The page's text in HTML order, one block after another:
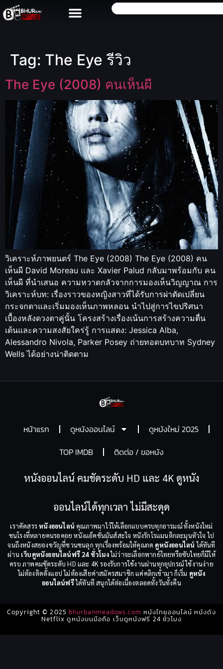
Tag: The Eye รีวิว
The Eye (2008) คนเห็นผี
วิเคราะห์ภาพยนตร์ The Eye (2008) The Eye (2008) คน
เห็นผี David Moreau และ Xavier Palud กลับมาพร้อมกับ คน
เห็นผี ที่นำเสนอ ความหวาดกลัวจากการมองเห็นวิญญาณ การ
วิเคราะห์บท: เรื่องราวของหญิงสาวที่ได้รับการผ่าตัดเปลี่ยน
กระจกตาและเริ่มมองเห็นภาพหลอน นำไปสู่การไขปริศนา
เบื้องหลังดวงตาคู่นั้น โครงสร้างเรื่องเน้นการสร้างความตื่น
เต้นและความสงสัยใคร่รู้ การแสดง: Jessica Alba,
Alessandro Nivola, Parker Posey ถ่ายทอดบทบาท Sydney
Wells ได้อย่างน่าติดตาม
หน้าแรก ดูหนังออนไลน์
ดูหนังใหม่ 2025
TOP IMDB
ติดต่อ / ขอหนัง
หนังออนไลน์ คมชัดระดับ HD และ 4K ดูหนัง
ออนไลน์ได้ทุกเวลา ไม่มีสะดุด
เราคัดสรรหนังออนไลน์ คุณภาพมาไว้ให้เลือกแบบครบทุกอารมณ์ ทั้งหนังใหม่
ชนโรงที่หลายคนรอคอย หนังแอ็คชั่นมันส์สะใจ หนังรักโรแมนติกละมุนหัวใจ ไป
จนถึงหนังสยองขวัญที่ชวนขนลุก ทุกเรื่องพร้อมให้คุณกด ดูหนังออนไลน์ ได้ทันที
ผ่าน เว็บดูหนังออนไลน์ฟรี 24 ชั่วโมงไม่ว่าจะเลือกพากย์ไทยหรือซับไทยก็มีให้
ครบ ภาพคมชัดระดับ HD และ 4K รองรับการใช้งานผ่านทุกอุปกรณ์ ใช้งานง่าย
ไม่ต้องติดตั้งแอป ไม่ต้องเสียค่าสมัครสมาชิก แค่คลิกเข้ามา ก็เริ่ม ดูหนัง
ออนไลน์ฟรีได้ทันที สนุกได้ต่อเนื่องตลอดทั้งวันทั้งคืน
Copyright © 2025 bhurbanmeadows.com หนังไทยออนไลน์ หนังดัง
Netflix ดูหนังบนมือถือ เว็บดูหนังฟรี 24 ชั่วโมง